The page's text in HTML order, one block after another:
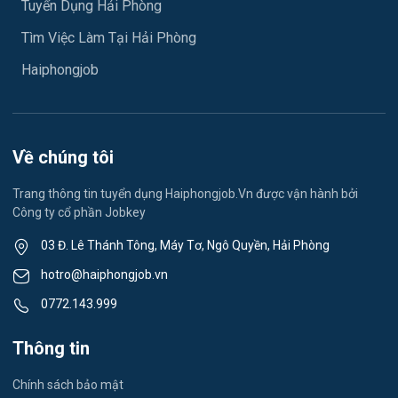
May mặc
Lái xe
Tiếng Nhật
Du lịch
Công nhân
Việc làm An Phong
Việc làm Hải Dương
Việc làm Nam Đồng
Việc làm Tân Hưng
Việc làm Ái Quốc
Tuyển Dụng Hải Phòng
Tìm Việc Làm Tại Hải Phòng
Haiphongjob
Về chúng tôi
Trang thông tin tuyển dụng Haiphongjob.Vn được vận hành bởi
Công ty cổ phần Jobkey
03 Đ. Lê Thánh Tông, Máy Tơ, Ngô Quyền, Hải Phòng
hotro@haiphongjob.vn
0772.143.999
Thông tin
Chính sách bảo mật